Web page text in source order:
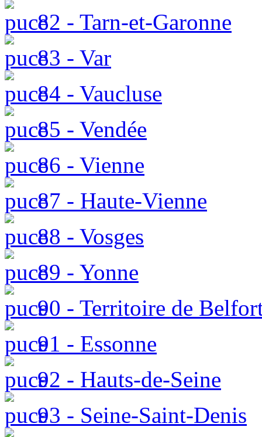
82 - Tarn-et-Garonne
83 - Var
84 - Vaucluse
85 - Vendée
86 - Vienne
87 - Haute-Vienne
88 - Vosges
89 - Yonne
90 - Territoire de
91 - Essonne
92 - Hauts-de-Seine
93 - Seine-Saint-Denis